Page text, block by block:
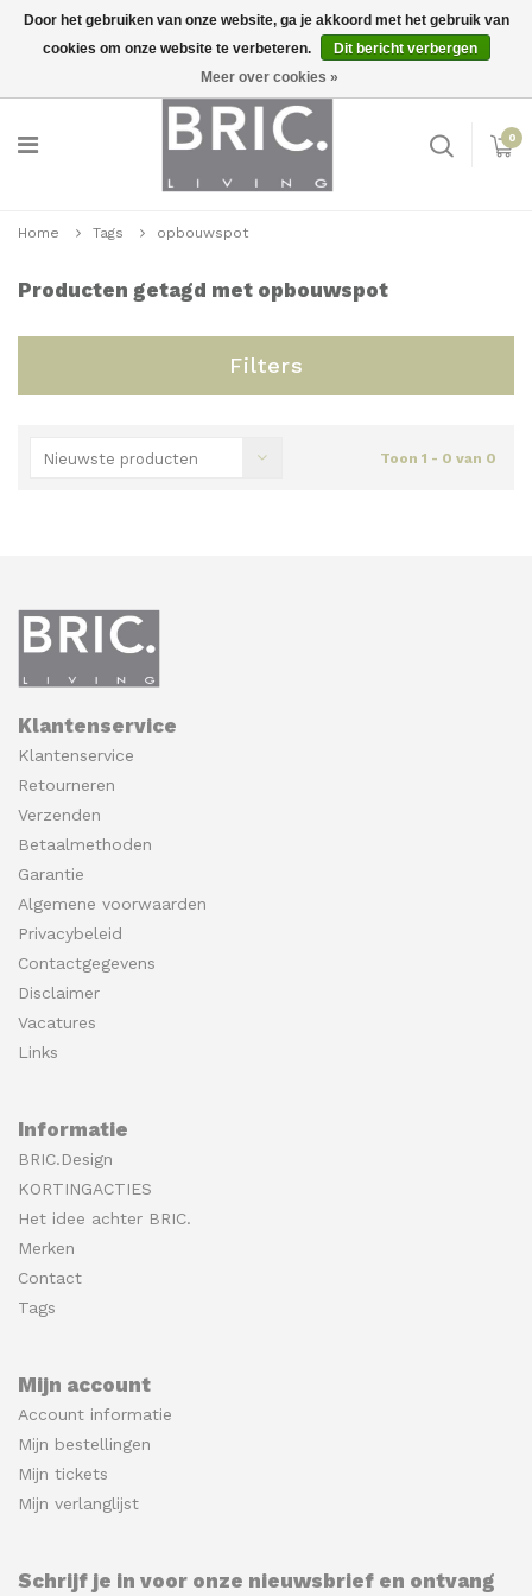
Inloggen
0
Home Tags opbouwspot
Producten getagd met opbouwspot
Filters
Nieuwste producten Toon 1 - 0 van 0
Klantenservice
Klantenservice
Retourneren
Verzenden
Betaalmethoden
Garantie
Algemene voorwaarden
Privacybeleid
Contactgegevens
Disclaimer
Vacatures
Links
Informatie
BRIC.Design
KORTINGACTIES
Het idee achter BRIC.
Merken
Contact
Tags
Mijn account
Account informatie
Mijn bestellingen
Mijn tickets
Mijn verlanglijst
Schrijf je in voor onze nieuwsbrief en ontvang
Door het gebruiken van onze website, ga je akkoord met het gebruik van
cookies om onze website te verbeteren.
Dit bericht verbergen
Meer over cookies »